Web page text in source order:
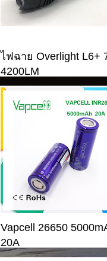
ไฟฉาย Overlight L6+
4200LM
Vapcell 26650
20A